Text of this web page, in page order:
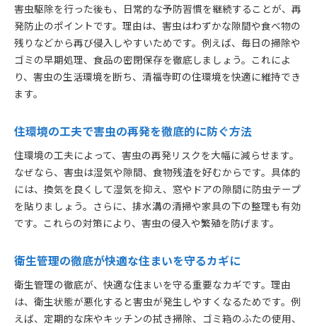
害虫駆除を行った後も、日常的な予防習慣を継続することが、再
発防止のポイントです。理由は、害虫はわずかな隙間や食べ物の
残りなどから再び侵入しやすいためです。例えば、毎日の掃除や
ゴミの早期処理、食品の密閉保存を徹底しましょう。これによ
り、害虫の生活環境を断ち、清福寺町の住環境を快適に維持でき
ます。
住環境の工夫で害虫の再発を徹底的に防ぐ方法
住環境の工夫によって、害虫の再発リスクを大幅に減らせます。
なぜなら、害虫は湿気や隙間、食物残渣を好むからです。具体的
には、換気を良くして湿気を抑え、窓やドアの隙間に防虫テープ
を貼りましょう。さらに、排水溝の清掃や家具の下の整理も有効
です。これらの対策により、害虫の侵入や繁殖を防げます。
衛生管理の徹底が快適な住まいを守るカギに
衛生管理の徹底が、快適な住まいを守る重要なカギです。理由
は、衛生状態が悪化すると害虫が発生しやすくなるためです。例
えば、定期的な床やキッチンの拭き掃除、ゴミ箱のふたの使用、